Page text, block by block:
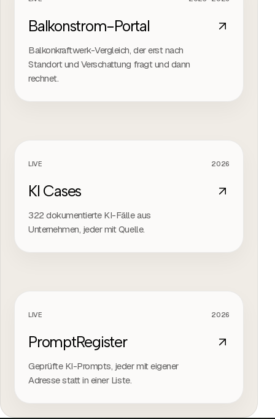
Balkonstrom-Portal
Balkonkraftwerk-Vergleich, der erst nach
Standort und Verschattung fragt und dann
rechnet.
PROJEKTFILM
LIVE 2026
KI Cases
322 dokumentierte KI-Fälle aus
Unternehmen, jeder mit Quelle.
PROJEKTFILM
LIVE 2026
PromptRegister
Geprüfte KI-Prompts, jeder mit eigener
Adresse statt in einer Liste.